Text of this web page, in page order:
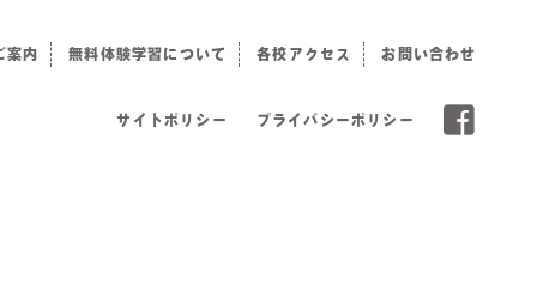
案内 無料体験学習について 各校アクセス お問い合わせ
サイトポリシー プライバシーポリシー